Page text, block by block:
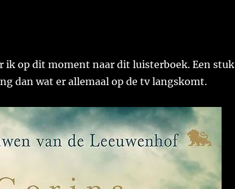
ik op dit moment naar dit luisterboek. Een stuk
dan wat er allemaal op de tv langskomt.